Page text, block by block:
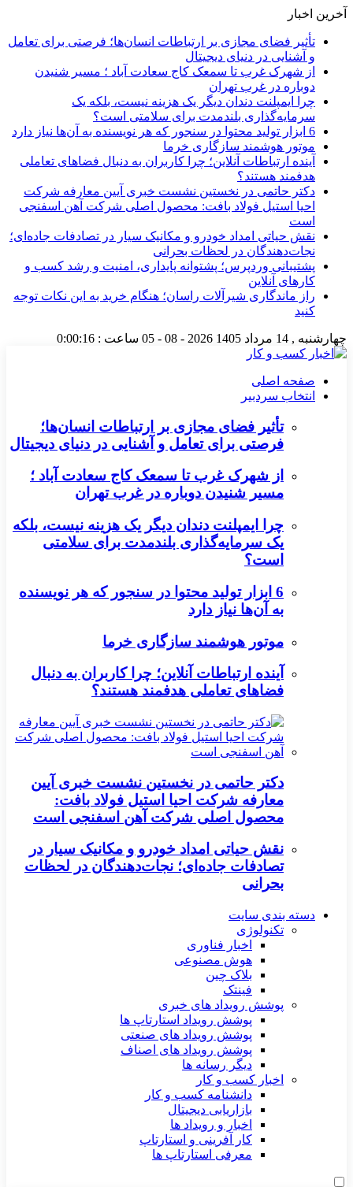
آخرین اخبار
تأثیر فضای مجازی بر ارتباطات انسان‌ها؛ فرصتی برای تعامل
و آشنایی در دنیای دیجیتال
از شهرک غرب تا سمعک کاج سعادت آباد ؛ مسیر شنیدن
دوباره در غرب تهران
چرا ایمپلنت دندان دیگر یک هزینه نیست، بلکه یک
سرمایه‌گذاری بلندمدت برای سلامتی است؟
6 ابزار تولید محتوا در سنجور که هر نویسنده به آن‌ها نیاز دارد
موتور هوشمند سازگاری خرما
آینده ارتباطات آنلاین؛ چرا کاربران به دنبال فضاهای تعاملی
هدفمند هستند؟
دکتر حاتمی در نخستین نشست خبری آیین معارفه شرکت
احیا استیل فولاد بافت: محصول اصلی شرکت آهن اسفنجی
است
نقش حیاتی امداد خودرو و مکانیک سیار در تصادفات جاده‌ای؛
نجات‌دهندگان در لحظات بحرانی
پشتیبانی وردپرس؛ پشتوانه پایداری، امنیت و رشد کسب‌ و
کارهای آنلاین
راز ماندگاری شیرآلات راسان؛ هنگام خرید به این نکات توجه
کنید
چهارشنبه , 14 مرداد 1405 2026 - 08 - 05 ساعت : 0:00:17
صفحه اصلی
انتخاب سردبیر
تأثیر فضای مجازی بر ارتباطات انسان‌ها؛
فرصتی برای تعامل و آشنایی در دنیای دیجیتال
از شهرک غرب تا سمعک کاج سعادت آباد ؛
مسیر شنیدن دوباره در غرب تهران
چرا ایمپلنت دندان دیگر یک هزینه نیست، بلکه
یک سرمایه‌گذاری بلندمدت برای سلامتی
است؟
6 ابزار تولید محتوا در سنجور که هر نویسنده
به آن‌ها نیاز دارد
موتور هوشمند سازگاری خرما
آینده ارتباطات آنلاین؛ چرا کاربران به دنبال
فضاهای تعاملی هدفمند هستند؟
دکتر حاتمی در نخستین نشست خبری آیین
معارفه شرکت احیا استیل فولاد بافت:
محصول اصلی شرکت آهن اسفنجی است
نقش حیاتی امداد خودرو و مکانیک سیار در
تصادفات جاده‌ای؛ نجات‌دهندگان در لحظات
بحرانی
دسته بندی سایت
تکنولوژی
اخبار فناوری
هوش مصنوعی
بلاک چین
فینتک
پوشش رویداد های خبری
پوشش رویداد استارتاپ ها
پوشش رویداد های صنعتی
پوشش رویداد های اصناف
دیگر رسانه ها
اخبار کسب و کار
دانشنامه کسب و کار
بازاریابی دیجیتال
اخبار و رویداد ها
کار آفرینی و استارتاپ
معرفی استارتاپ ها